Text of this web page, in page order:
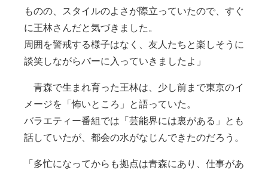
ものの、スタイルのよさが際立っていたので、すぐ
に王林さんだと気づきました。
周囲を警戒する様子はなく、友人たちと楽しそうに
談笑しながらバーに入っていきましたよ」
青森で生まれ育った王林は、少し前まで東京のイ
メージを「怖いところ」と語っていた。
バラエティー番組では「芸能界には裏がある」とも
話していたが、都会の水がなじんできたのだろう。
「多忙になってからも拠点は青森にあり、仕事があ